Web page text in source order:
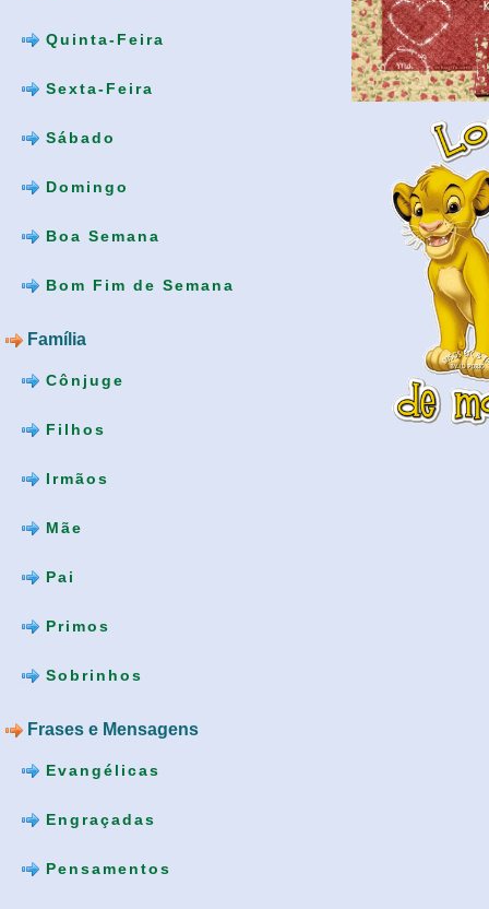
Quinta-Feira
Sexta-Feira
Sábado
Domingo
Boa Semana
Bom Fim de Semana
Família
Cônjuge
Filhos
Irmãos
Mãe
Pai
Primos
Sobrinhos
Frases e Mensagens
Evangélicas
Engraçadas
Pensamentos